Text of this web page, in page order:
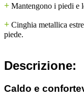
+ Mantengono i piedi e
+ Cinghia metallica
piede.
Descrizione:
Caldo e